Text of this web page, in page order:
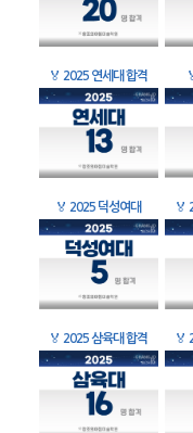
🏅 2025 연세대 합격
🏅 2025 덕성여대 🏅
🏅 2025 삼육대 합격 🏅